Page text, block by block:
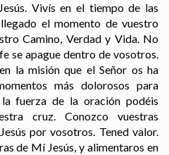
Vivís en el tiempo de las
el momento de vuestro
Camino, Verdad y Vida. No
se apague dentro de vosotros.
la misión que el Señor os ha
más dolorosos para
fuerza de la oración podéis
cruz. Conozco vuestras
por vosotros. Tened valor.
de Mí Jesús, y alimentaros en